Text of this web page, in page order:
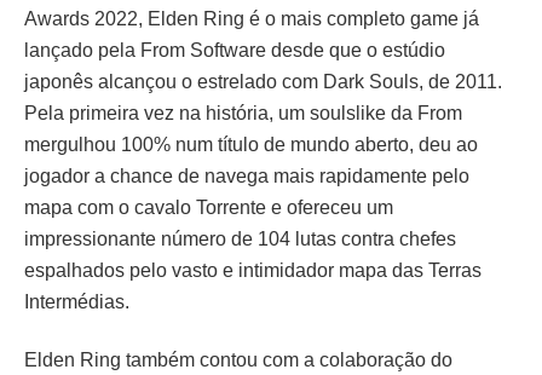
Awards 2022, Elden Ring é o mais completo game já
lançado pela From Software desde que o estúdio
japonês alcançou o estrelado com Dark Souls, de 2011.
Pela primeira vez na história, um soulslike da From
mergulhou 100% num título de mundo aberto, deu ao
jogador a chance de navega mais rapidamente pelo
mapa com o cavalo Torrente e ofereceu um
impressionante número de 104 lutas contra chefes
espalhados pelo vasto e intimidador mapa das Terras
Intermédias.
Elden Ring também contou com a colaboração do